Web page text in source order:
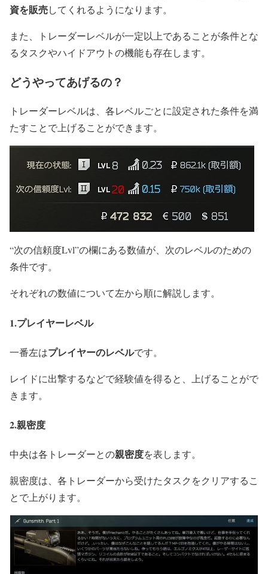
資を販売してくれるようになります。
また、トレーダーレベルが一定以上であることが条件とな
るタスクやハイドアウトの機能も存在します。
どうやってあげるの？
トレーダーレベルは、各レベルごとに設定された条件を満
たすことで上げることができます。
“次の信頼度Lvl”の欄にある数値が、次のレベルのための
条件です。
それぞれの数値について左から順に解説します。
1.プレイヤーレベル
一番左はプレイヤーのレベルです。
レイドに出撃するなどで経験値を得ると、上げることがで
きます。
2.親密度
中央は各トレーダーとの親密度を表します。
親密度は、各トレーダーから受けたタスクをクリアするこ
とで上がります。